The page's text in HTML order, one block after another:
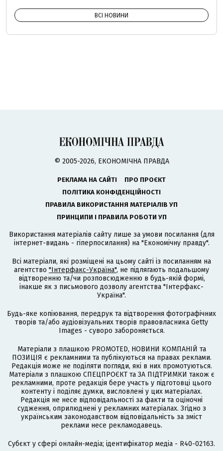
ВСІ НОВИНИ
© 2005-2026, ЕКОНОМІЧНА ПРАВДА
РЕКЛАМА НА САЙТІ
ПРО ПРОЄКТ
ПОЛІТИКА КОНФІДЕНЦІЙНОСТІ
ПРАВИЛА ВИКОРИСТАННЯ МАТЕРІАЛІВ УП
ПРИНЦИПИ І ПРАВИЛА РОБОТИ УП
Використання матеріалів сайту лише за умови посилання (для
інтернет-видань - гіперпосилання) на "Економічну правду".
Всі матеріали, які розміщені на цьому сайті із посиланням на
агентство "Інтерфакс-Україна", не підлягають подальшому
відтворенню та/чи розповсюдженню в будь-якій формі,
інакше як з письмового дозволу агентства "Інтерфакс-
Україна".
Будь-яке копіювання, передрук та відтворення фотографічних
творів та/або аудіовізуальних творів правовласника Getty
Images - суворо забороняється.
Матеріали з плашкою PROMOTED, НОВИНИ КОМПАНІЙ та
ПОЗИЦІЯ є рекламними та публікуються на правах реклами.
Редакція може не поділяти погляди, які в них промотуються.
Матеріали з плашкою СПЕЦПРОЄКТ та ЗА ПІДТРИМКИ також є
рекламними, проте редакція бере участь у підготовці цього
контенту і поділяє думки, висловлені у цих матеріалах.
Редакція не несе відповідальності за факти та оціночні
судження, оприлюднені у рекламних матеріалах. Згідно з
українським законодавством відповідальність за зміст
реклами несе рекламодавець.
Cубєкт у сфері онлайн-медіа; ідентифікатор медіа - R40-02163.